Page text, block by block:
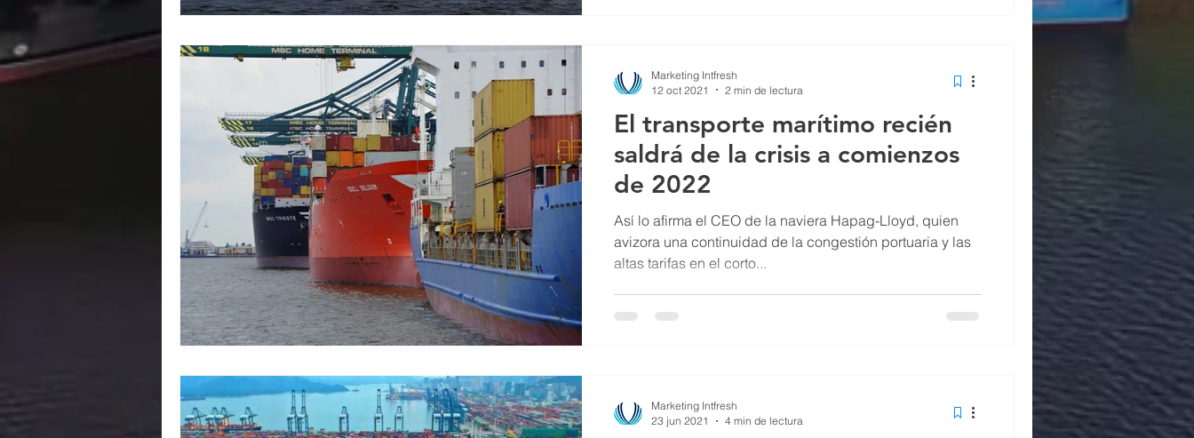
El transporte marítimo recién
saldrá de la crisis a comienzos
de 2022
Así lo afirma el CEO de la naviera Hapag-Lloyd, quien
avizora una continuidad de la congestión portuaria y las
altas tarifas en el corto...
Marketing Intfresh
12 oct 2021
2 min de lectura
Marketing Intfresh
23 jun 2021
4 min de lectura